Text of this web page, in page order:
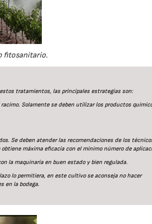
fitosanitario.
tratamientos, las principales estrategias son:
Solamente se deben utilizar los productos
Se deben atender las recomendaciones de los
máxima eficacia con el mínimo número de
la maquinaria en buen estado y bien regulada.
lo permitiera, en este cultivo se aconseja no hacer
en la bodega.